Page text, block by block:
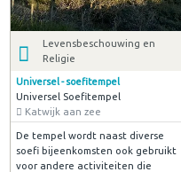
Levensbeschouwing en
Religie
Universel - soefitempel
Universel Soefitempel
Katwijk aan zee
De tempel wordt naast diverse
soefi bijeenkomsten ook gebruikt
voor andere activiteiten die